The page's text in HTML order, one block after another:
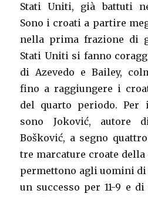
Stati Uniti, già battuti
Sono i croati a partire
nella prima frazione di
Stati Uniti si fanno
di Azevedo e Bailey,
fino a raggiungere i
del quarto periodo.
sono Joković, autore
Bošković, a segno
tre marcature croate della
permettono agli uomini di
un successo per 11-9 e di